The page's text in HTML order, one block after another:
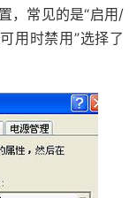
常见的是“启用/
用时禁用”选择了